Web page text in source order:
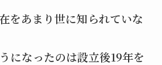
をあまり世に知られていな
になったのは設立後19年を